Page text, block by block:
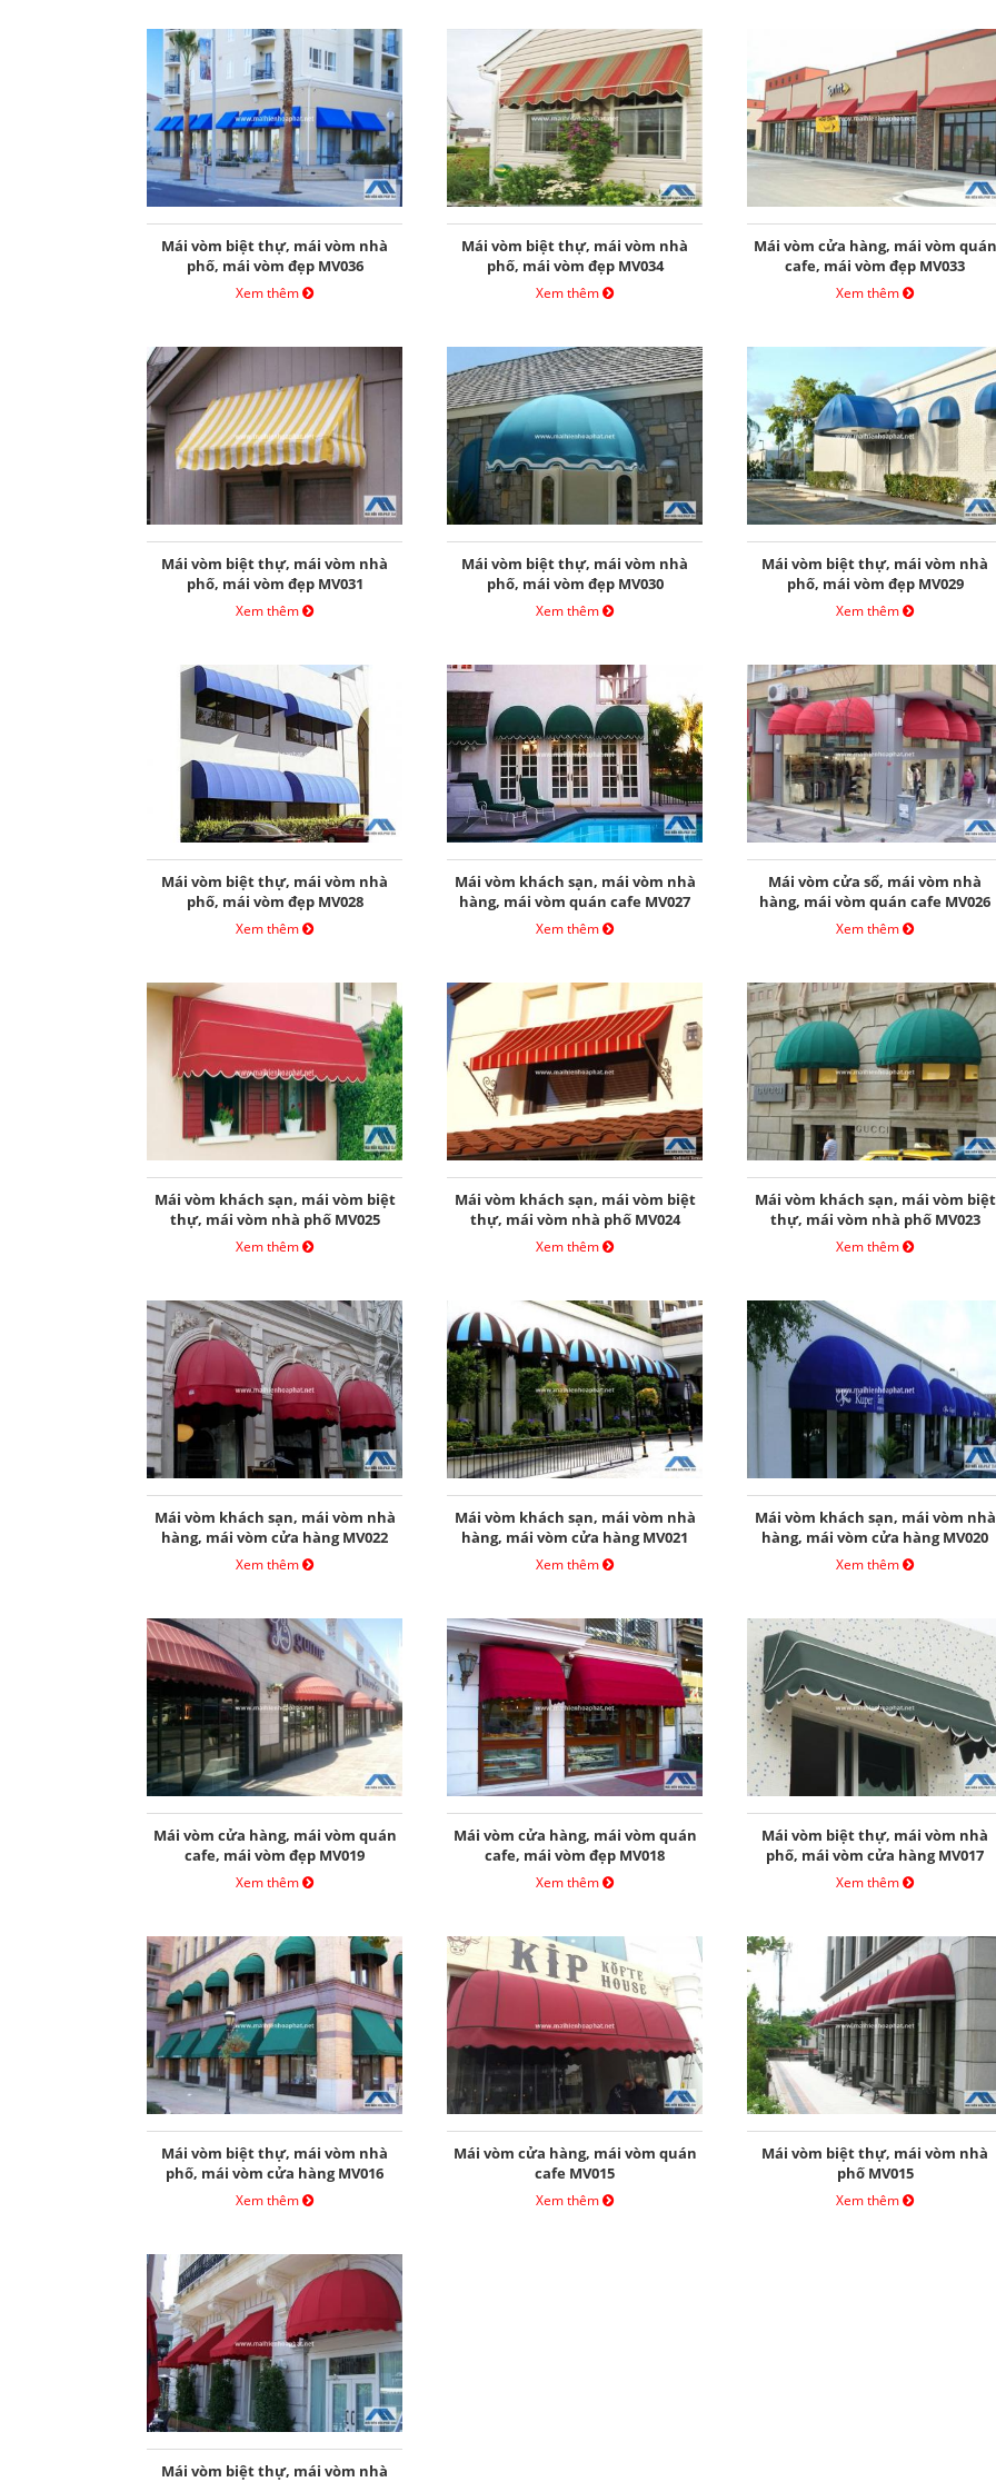
Mái vòm biệt thự, mái vòm nhà
phố, mái vòm đẹp MV036
Xem thêm
Mái vòm biệt thự, mái vòm nhà
phố, mái vòm đẹp MV034
Xem thêm
Mái vòm cửa hàng, mái vòm quán
cafe, mái vòm đẹp MV033
Xem thêm
Mái vòm biệt thự, mái vòm nhà
phố, mái vòm đẹp MV031
Xem thêm
Mái vòm biệt thự, mái vòm nhà
phố, mái vòm đẹp MV030
Xem thêm
Mái vòm biệt thự, mái vòm nhà
phố, mái vòm đẹp MV029
Xem thêm
Mái vòm biệt thự, mái vòm nhà
phố, mái vòm đẹp MV028
Xem thêm
Mái vòm khách sạn, mái vòm nhà
hàng, mái vòm quán cafe MV027
Xem thêm
Mái vòm cửa sổ, mái vòm nhà
hàng, mái vòm quán cafe MV026
Xem thêm
Mái vòm khách sạn, mái vòm biệt
thự, mái vòm nhà phố MV025
Xem thêm
Mái vòm khách sạn, mái vòm biệt
thự, mái vòm nhà phố MV024
Xem thêm
Mái vòm khách sạn, mái vòm biệt
thự, mái vòm nhà phố MV023
Xem thêm
Mái vòm khách sạn, mái vòm nhà
hàng, mái vòm cửa hàng MV022
Xem thêm
Mái vòm khách sạn, mái vòm nhà
hàng, mái vòm cửa hàng MV021
Xem thêm
Mái vòm khách sạn, mái vòm nhà
hàng, mái vòm cửa hàng MV020
Xem thêm
Mái vòm cửa hàng, mái vòm quán
cafe, mái vòm đẹp MV019
Xem thêm
Mái vòm cửa hàng, mái vòm quán
cafe, mái vòm đẹp MV018
Xem thêm
Mái vòm biệt thự, mái vòm nhà
phố, mái vòm cửa hàng MV017
Xem thêm
Mái vòm biệt thự, mái vòm nhà
phố, mái vòm cửa hàng MV016
Xem thêm
Mái vòm cửa hàng, mái vòm quán
cafe MV015
Xem thêm
Mái vòm biệt thự, mái vòm nhà
phố MV015
Xem thêm
Mái vòm biệt thự, mái vòm nhà